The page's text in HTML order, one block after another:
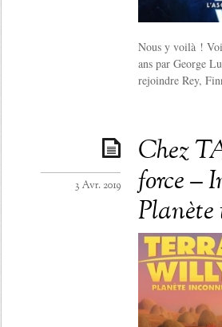
Nous y voilà !
ans par George
rejoindre Rey,
Chez
force –
3 Avr. 2019